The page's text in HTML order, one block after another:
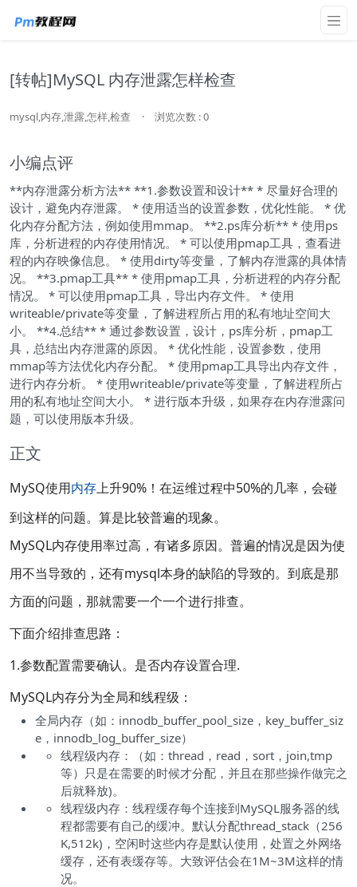
[转帖]MySQL 内存泄露怎样检查
mysql,内存,泄露,怎样,检查 · 浏览次数 : 0
小编点评
**内存泄露分析方法** **1.参数设置和设计** * 尽量好合理的
设计，避免内存泄露。 * 使用适当的设置参数，优化性能。 * 优
化内存分配方法，例如使用mmap。 **2.ps库分析** * 使用ps
库，分析进程的内存使用情况。 * 可以使用pmap工具，查看进
程的内存映像信息。 * 使用dirty等变量，了解内存泄露的具体情
况。 **3.pmap工具** * 使用pmap工具，分析进程的内存分配
情况。 * 可以使用pmap工具，导出内存文件。 * 使用
writeable/private等变量，了解进程所占用的私有地址空间大
小。 **4.总结** * 通过参数设置，设计，ps库分析，pmap工
具，总结出内存泄露的原因。 * 优化性能，设置参数，使用
mmap等方法优化内存分配。 * 使用pmap工具导出内存文件，
进行内存分析。 * 使用writeable/private等变量，了解进程所占
用的私有地址空间大小。 * 进行版本升级，如果存在内存泄露问
题，可以使用版本升级。
正文
MySQ使用内存上升90%！在运维过程中50%的几率，会碰
到这样的问题。算是比较普遍的现象。
MySQL内存使用率过高，有诸多原因。普遍的情况是因为使
用不当导致的，还有mysql本身的缺陷的导致的。到底是那
方面的问题，那就需要一个一个进行排查。
下面介绍排查思路：
1.参数配置需要确认。是否内存设置合理.
MySQL内存分为全局和线程级：
全局内存（如：innodb_buffer_pool_size，key_buffer_siz
e，innodb_log_buffer_size）
线程级内存：（如：thread，read，sort，join,tmp
等）只是在需要的时候才分配，并且在那些操作做完之
后就释放)。
线程级内存：线程缓存每个连接到MySQL服务器的线
程都需要有自己的缓冲。默认分配thread_stack（256
K,512k)，空闲时这些内存是默认使用，处置之外网络
缓存，还有表缓存等。大致评估会在1M~3M这样的情
况。